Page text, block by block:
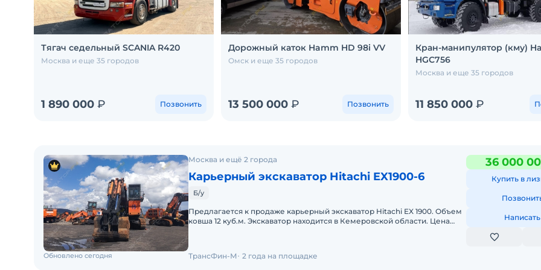
Тягач седельный SCANIA R420
Москва и еще 35 городов
1 890 000 ₽ Позвонить
Дорожный каток Hamm HD 98i VV
Омск и еще 35 городов
13 500 000 ₽ Позвонить
Кран-манипулятор (кму)
HGC756
Москва и еще 35 городов
11 850 000 ₽
Москва и ещё 2 города
Карьерный экскаватор Hitachi EX1900-6
Б/у
Предлагается к продаже карьерный экскаватор Hitachi EX 1900. Объем
ковша 12 куб.м. Экскаватор находится в Кемеровской области. Цена
36 000
Купить в
Написать
Обновлено сегодня ТрансФин-М 2 года на площадке